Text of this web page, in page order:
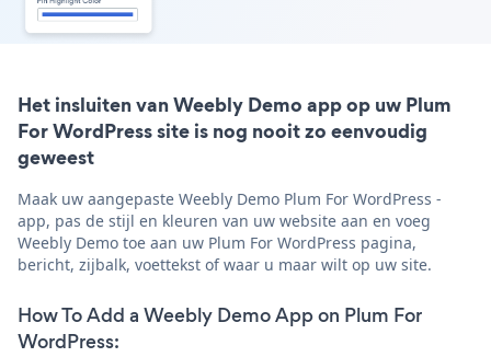
Het insluiten van Weebly Demo app op uw Plum
For WordPress site is nog nooit zo eenvoudig
geweest
Maak uw aangepaste Weebly Demo Plum For WordPress -
app, pas de stijl en kleuren van uw website aan en voeg
Weebly Demo toe aan uw Plum For WordPress pagina,
bericht, zijbalk, voettekst of waar u maar wilt op uw site.
How To Add a Weebly Demo App on Plum For
WordPress: